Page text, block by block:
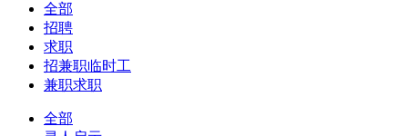
全部
招聘
求职
招兼职临时工
兼职求职
全部